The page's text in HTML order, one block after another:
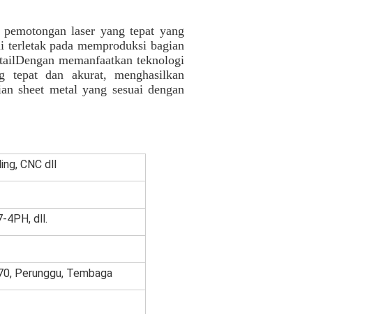
laser yang tepat yang
pada memproduksi bagian
memanfaatkan teknologi
tepat dan akurat, menghasilkan
sheet metal yang sesuai dengan
CNC dll
4PH, dll.
Perunggu, Tembaga